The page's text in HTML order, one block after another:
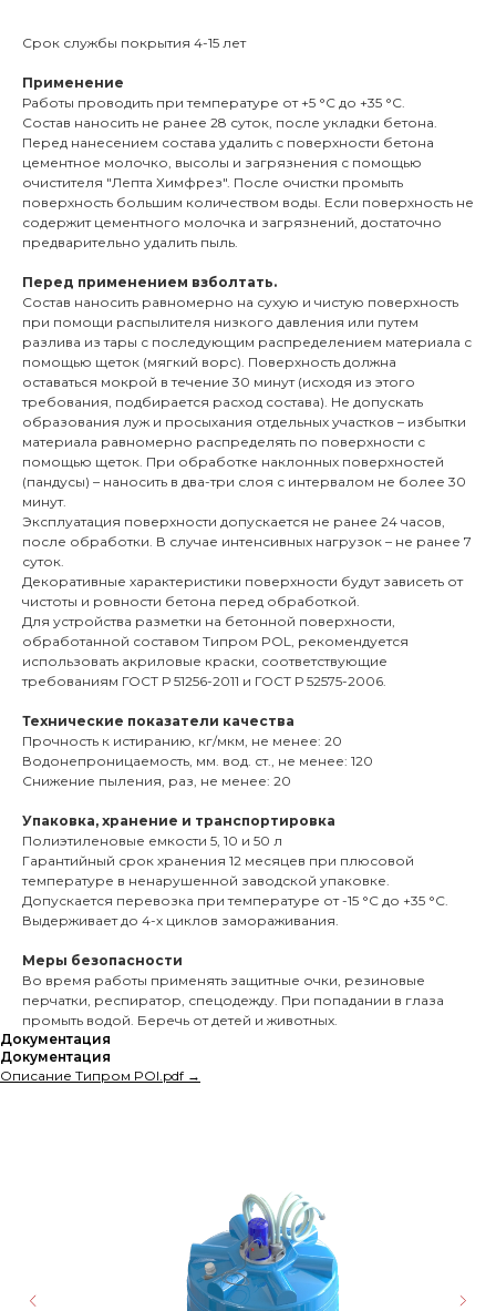
Срок службы покрытия 4-15 лет
Применение
Работы проводить при температуре от +5 °С до +35 °С.
Состав наносить не ранее 28 суток, после укладки бетона.
Перед нанесением состава удалить с поверхности бетона
цементное молочко, высолы и загрязнения с помощью
очистителя "Лепта Химфрез". После очистки промыть
поверхность большим количеством воды. Если поверхность не
содержит цементного молочка и загрязнений, достаточно
предварительно удалить пыль.
Перед применением взболтать.
Состав наносить равномерно на сухую и чистую поверхность
при помощи распылителя низкого давления или путем
разлива из тары с последующим распределением материала с
помощью щеток (мягкий ворс). Поверхность должна
оставаться мокрой в течение 30 минут (исходя из этого
требования, подбирается расход состава). Не допускать
образования луж и просыхания отдельных участков – избытки
материала равномерно распределять по поверхности с
помощью щеток. При обработке наклонных поверхностей
(пандусы) – наносить в два-три слоя с интервалом не более 30
минут.
Эксплуатация поверхности допускается не ранее 24 часов,
после обработки. В случае интенсивных нагрузок – не ранее 7
суток.
Декоративные характеристики поверхности будут зависеть от
чистоты и ровности бетона перед обработкой.
Для устройства разметки на бетонной поверхности,
обработанной составом Типром POL, рекомендуется
использовать акриловые краски, соответствующие
требованиям ГОСТ Р 51256-2011 и ГОСТ Р 52575-2006.
Технические показатели качества
Прочность к истиранию, кг/мкм, не менее: 20
Водонепроницаемость, мм. вод. ст., не менее: 120
Снижение пыления, раз, не менее: 20
Упаковка, хранение и транспортировка
Полиэтиленовые емкости 5, 10 и 50 л
Гарантийный срок хранения 12 месяцев при плюсовой
температуре в ненарушенной заводской упаковке.
Допускается перевозка при температуре от -15 °С до +35 °С.
Выдерживает до 4-х циклов замораживания.
Меры безопасности
Во время работы применять защитные очки, резиновые
перчатки, респиратор, спецодежду. При попадании в глаза
промыть водой. Беречь от детей и животных.
Документация
Документация
Описание Типром POI.pdf →